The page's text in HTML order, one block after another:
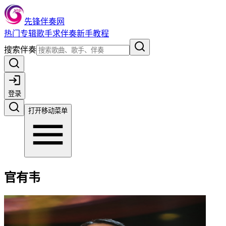
先锋伴奏网
热门 专辑歌手求伴奏新手教程
搜索伴奏
登录
打开移动菜单
官有韦